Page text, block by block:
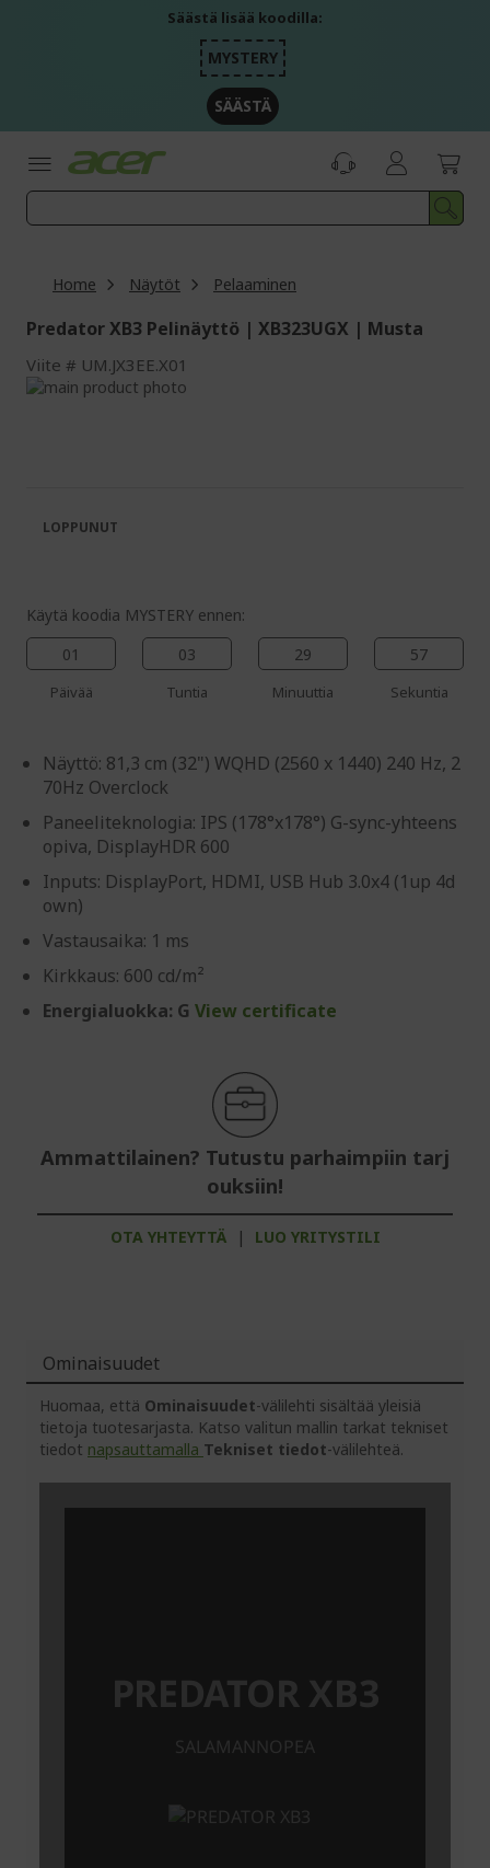
Säästä lisää koodilla:
MYSTERY
SÄÄSTÄ
Home Näytöt Pelaaminen
Predator XB3 Pelinäyttö | XB323UGX | Musta
Viite UM.JX3EE.X01
Skip
images
gallery
the
images
Käytä koodia MYSTERY ennen:
01
Päivää
03
Tuntia
29
Minuuttia
57
Sekuntia
Näyttö: 81,3 cm (32") WQHD (2560 x 1440) 240 Hz, 2
70Hz Overclock
Paneeliteknologia: IPS (178°x178°) G-sync-yhteens
opiva, DisplayHDR 600
Inputs: DisplayPort, HDMI, USB Hub 3.0x4 (1up 4d
own)
Vastausaika: 1 ms
Kirkkaus: 600 cd/m²
Energialuokka: G View certificate
Ammattilainen? Tutustu parhaimpiin tarj
ouksiin!
OTA YHTEYTTÄ | LUO YRITYSTILI
LOPPUNUT
Ominaisuudet
Huomaa, että Ominaisuudet-välilehti sisältää yleisiä
tietoja tuotesarjasta. Katso valitun mallin tarkat tekniset
tiedot napsauttamalla Tekniset tiedot-välilehteä.